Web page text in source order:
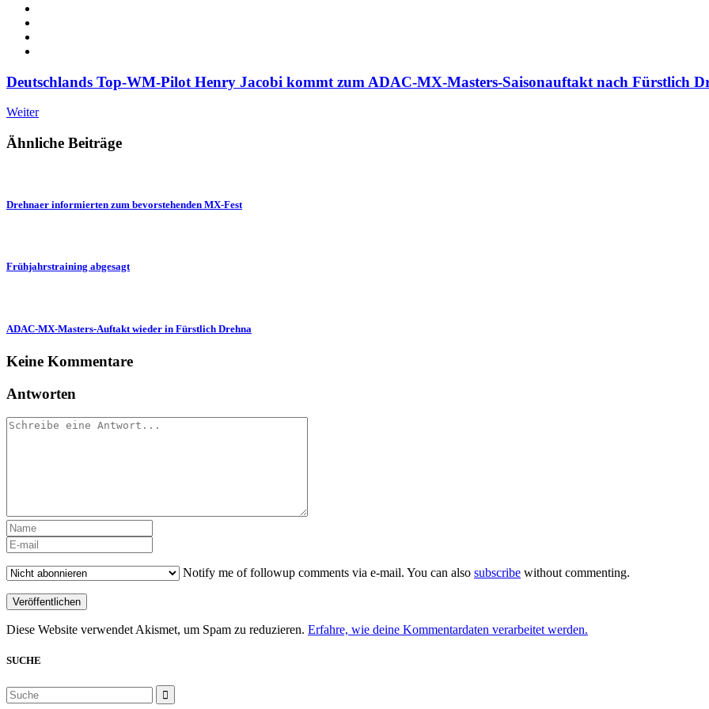
Deutschlands Top-WM-Pilot Henry Jacobi kommt zum ADAC-MX-Masters-Saisonauftakt nach Fürstlich
Weiter
Ähnliche Beiträge
Drehnaer informierten zum bevorstehenden MX-Fest
Frühjahrstraining abgesagt
ADAC-MX-Masters-Auftakt wieder in Fürstlich Drehna
Keine Kommentare
Antworten
Notify me of followup comments via e-mail. You can also subscribe without commenting.
Diese Website verwendet Akismet, um Spam zu reduzieren. Erfahre, wie deine Kommentardaten verarbeitet werden.
SUCHE